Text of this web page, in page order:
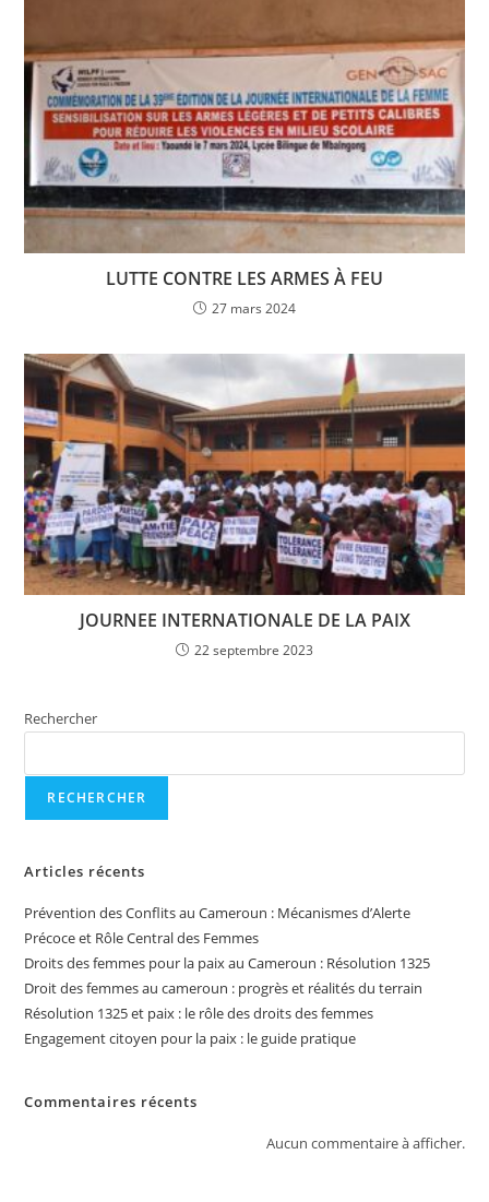
LUTTE CONTRE LES ARMES À FEU
27 mars 2024
JOURNEE INTERNATIONALE DE LA PAIX
22 septembre 2023
Rechercher
RECHERCHER
Articles récents
Prévention des Conflits au Cameroun : Mécanismes d’Alerte
Précoce et Rôle Central des Femmes
Droits des femmes pour la paix au Cameroun : Résolution 1325
Droit des femmes au cameroun : progrès et réalités du terrain
Résolution 1325 et paix : le rôle des droits des femmes
Engagement citoyen pour la paix : le guide pratique
Commentaires récents
Aucun commentaire à afficher.